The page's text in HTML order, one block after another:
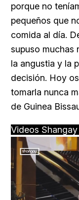
porque no
pequeños que
comida al día.
supuso muchas
la angustia y la
decisión. Hoy
tomarla nunca
de Guinea
Videos